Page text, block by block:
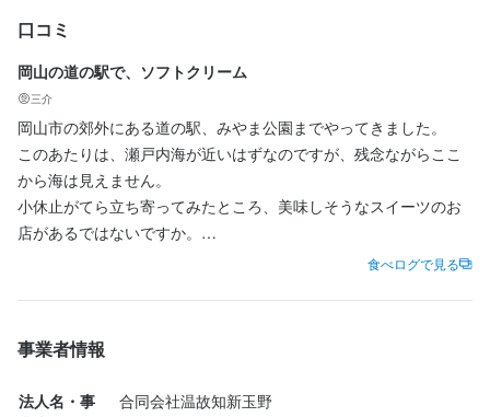
口コミ
岡山の道の駅で、ソフトクリーム
三介
岡山市の郊外にある道の駅、みやま公園までやってきました。
このあたりは、瀬戸内海が近いはずなのですが、残念ながらここ
から海は見えません。
小休止がてら立ち寄ってみたところ、美味しそうなスイーツのお
店があるではないですか。
そうなると、当然好物のソフトクリームをいただくことにしま
何か斬新な、ご当地ソフトが無いかなと思いメニューを見ると、
瀬戸内塩ショコラというのを発見しました。
塩とスイーツは最近よく見かけますが、ショコラと来ましたか。
食べログで見る
事業者情報
法人名・事
合同会社温故知新玉野
・ソフトクリームの作成/販売
キッチン補助業務
・洗い場
・簡単な盛り付けなど
※ご希望の方には、系列店「KEIRIN HOTEL 10 by 温故知新」内の
レストラン「FORQ」（当店より車で約10分）でのホール業務も